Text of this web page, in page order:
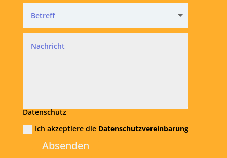
Datenschutz
Ich akzeptiere die Datenschutzvereinbarung
Absenden